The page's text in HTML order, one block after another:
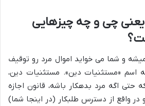
چی و چه چیزهایی
و شما می خواید اموال مرد رو توقیف
اسم «مستثنیات دین». مستثنیات دین،
حتی اگه مرد بدهکار باشه، قانون اجازه
در واقع از دسترس طلبکار (در اینجا شما)